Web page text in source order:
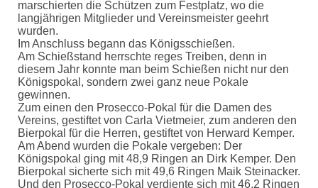
marschierten die Schützen zum Festplatz, wo die
langjährigen Mitglieder und Vereinsmeister geehrt
wurden.
Im Anschluss begann das Königsschießen.
Am Schießstand herrschte reges Treiben, denn in
diesem Jahr konnte man beim Schießen nicht nur den
Königspokal, sondern zwei ganz neue Pokale
gewinnen.
Zum einen den Prosecco-Pokal für die Damen des
Vereins, gestiftet von Carla Vietmeier, zum anderen den
Bierpokal für die Herren, gestiftet von Herward Kemper.
Am Abend wurden die Pokale vergeben: Der
Königspokal ging mit 48,9 Ringen an Dirk Kemper. Den
Bierpokal sicherte sich mit 49,6 Ringen Maik Steinacker.
Und den Prosecco-Pokal verdiente sich mit 46,2 Ringen